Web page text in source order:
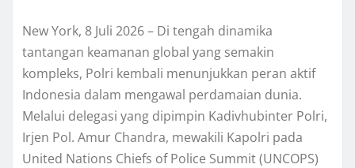
New York, 8 Juli 2026 – Di tengah dinamika
tantangan keamanan global yang semakin
kompleks, Polri kembali menunjukkan peran aktif
Indonesia dalam mengawal perdamaian dunia.
Melalui delegasi yang dipimpin Kadivhubinter Polri,
Irjen Pol. Amur Chandra, mewakili Kapolri pada
United Nations Chiefs of Police Summit (UNCOPS)